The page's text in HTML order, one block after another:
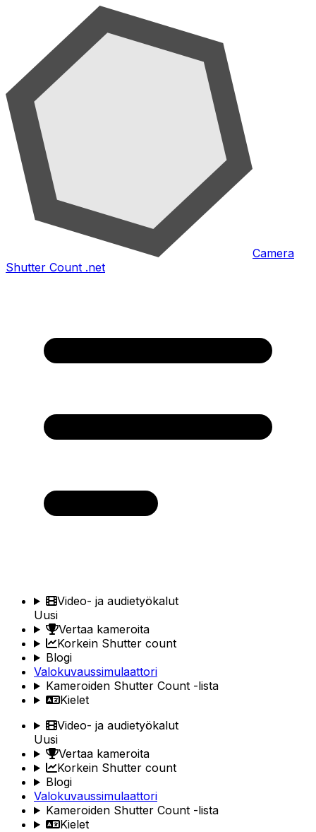
Camera
Shutter Count .net
Video- ja audietyökalut
Uusi
Vertaa kameroita
Korkein Shutter count
Blogi
Valokuvaussimulaattori
Kameroiden Shutter Count -lista
Kielet
Video- ja audietyökalut
Uusi
Vertaa kameroita
Korkein Shutter count
Blogi
Valokuvaussimulaattori
Kameroiden Shutter Count -lista
Kielet